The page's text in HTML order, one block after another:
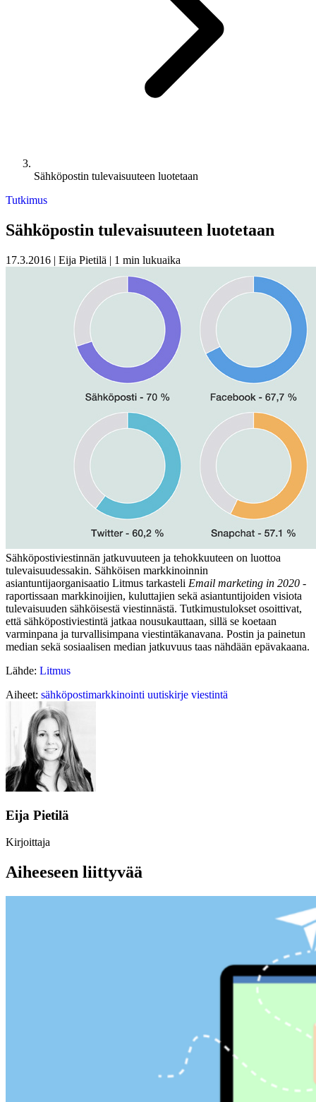
Sähköpostin tulevaisuuteen luotetaan
Tutkimus
Sähköpostin tulevaisuuteen luotetaan
17.3.2016 | Eija Pietilä | 1 min lukuaika
Sähköpostiviestinnän jatkuvuuteen ja tehokkuuteen on luottoa
tulevaisuudessakin. Sähköisen markkinoinnin
asiantuntijaorganisaatio Litmus tarkasteli Email marketing in 2020 -
raportissaan markkinoijien, kuluttajien sekä asiantuntijoiden visiota
tulevaisuuden sähköisestä viestinnästä. Tutkimustulokset osoittivat,
että sähköpostiviestintä jatkaa nousukauttaan, sillä se koetaan
varminpana ja turvallisimpana viestintäkanavana. Postin ja painetun
median sekä sosiaalisen median jatkuvuus taas nähdään epävakaana.
Lähde: Litmus
Aiheet: sähköpostimarkkinointi uutiskirje viestintä
Eija Pietilä
Kirjoittaja
Aiheeseen liittyvää